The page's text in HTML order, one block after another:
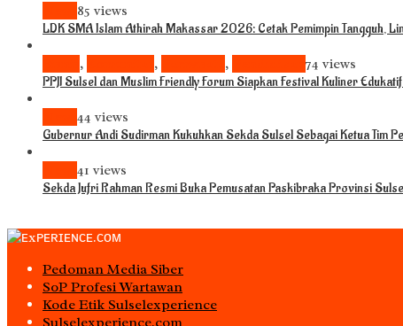
85 views
LDK SMA Islam Athirah Makassar 2026: Cetak Pemimpin Tangguh,
, , , 74 views
PPJI Sulsel dan Muslim Friendly Forum Siapkan Festival Kuliner
44 views
Gubernur Andi Sudirman Kukuhkan Sekda Sulsel Sebagai Ketua Tim
41 views
Sekda Jufri Rahman Resmi Buka Pemusatan Paskibraka Provinsi
Pedoman Media Siber
S0P Profesi Wartawan
Kode Etik Sulselexperience
Sulselexperience.com